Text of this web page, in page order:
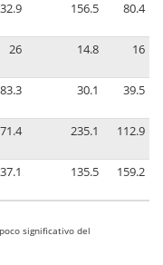
156.5 80.4
26 14.8 16
83.3 30.1 39.5
71.4 235.1 112.9
135.5 159.2
significativo del